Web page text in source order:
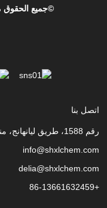
اتصل بنا
رقم 1588، طريق ليانهانج، منطقة مينهانج، شنغهاي، الصين
info@shxlchem.com
delia@shxlchem.com
+86-13661632459